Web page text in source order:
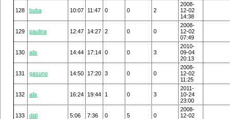
128 buba 10:07 11:47 0 0 2
2008-
12-02
14:38
129 paulina 12:47 14:27 2 0 0
2008-
12-02
07:49
130 alix 14:44 17:14 0 0 3
2010-
09-04
20:13
131 gasuno 14:50 17:20 3 0 0
2008-
12-02
11:25
132 alix 16:24 19:44 1 0 3
2011-
10-24
23:00
133 didi 5:06 7:36 0 5 0
2008-
12-02